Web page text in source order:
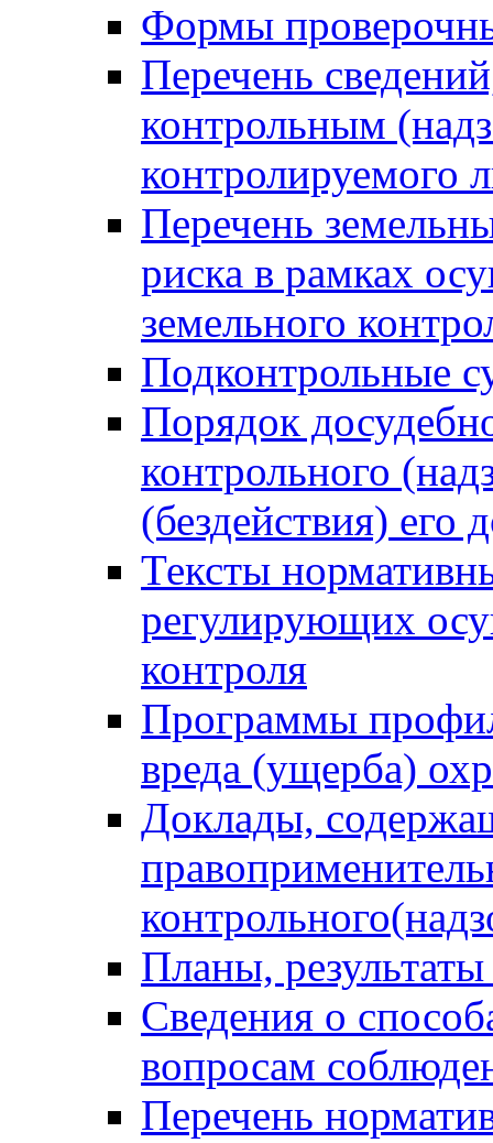
Формы
Перечень
контрольным
контролируемого
Перечень
риска в рамках
земельного
Подконтрольные
Порядок
контрольного
(бездействия)
Тексты
регулирующих
контроля
Программы
вреда (ущерба)
Доклады,
Планы,
Сведения о
вопросам
Перечень